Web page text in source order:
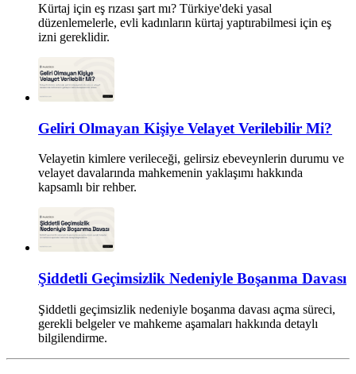
Kürtaj için eş rızası şart mı? Türkiye'deki yasal
düzenlemelerle, evli kadınların kürtaj yaptırabilmesi için eş
izni gereklidir.
Geliri Olmayan Kişiye Velayet Verilebilir Mi?
Velayetin kimlere verileceği, gelirsiz ebeveynlerin durumu ve
velayet davalarında mahkemenin yaklaşımı hakkında
kapsamlı bir rehber.
Şiddetli Geçimsizlik Nedeniyle Boşanma Davası
Şiddetli geçimsizlik nedeniyle boşanma davası açma süreci,
gerekli belgeler ve mahkeme aşamaları hakkında detaylı
bilgilendirme.